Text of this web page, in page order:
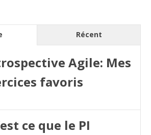
Récent
Agile: Mes
favoris
ce que le PI